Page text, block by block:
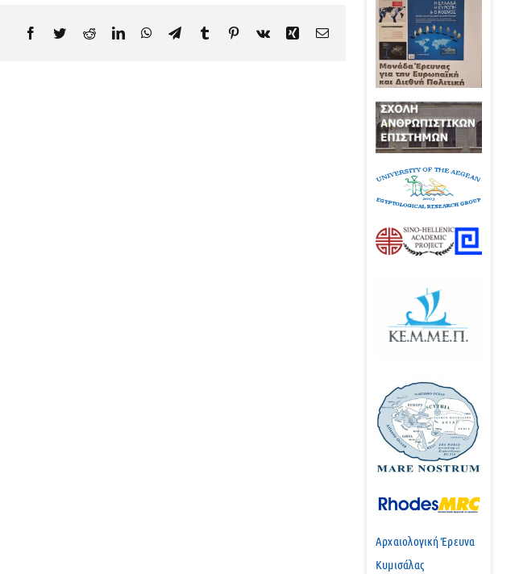
Facebook
TwitterRedditLinkedInWhatsApp
TelegramTumblr Pinterest
Vk Xing Email
Αρχαιολογική Έρευνα
Κυμισάλας